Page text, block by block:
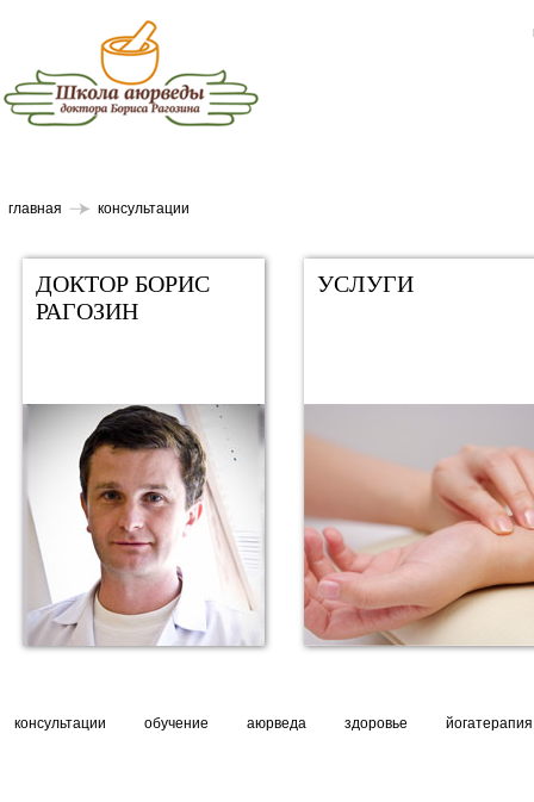
главная консультации
ДОКТОР БОРИС
РАГОЗИН
УСЛУГИ
консультации обучение аюрведа здоровье йогатерапия